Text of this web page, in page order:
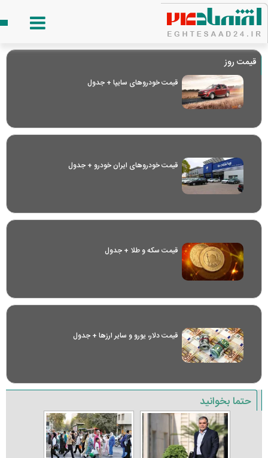
قیمت روز
قیمت خودرو‌های سایپا + جدول
قیمت خودرو‌های ایران خودرو + جدول
قیمت سکه و طلا + جدول
قیمت دلار، یورو و سایر ارز‌ها + جدول
حتما بخوانید